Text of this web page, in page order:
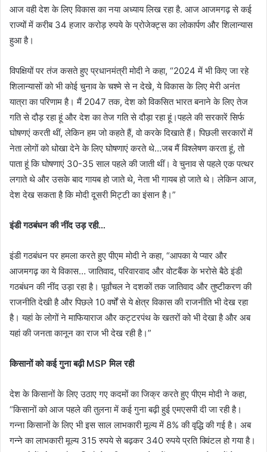
आज वही देश के लिए विकास का नया अध्याय लिख रहा है. आज आजमगढ़ से कई
राज्यों में करीब 34 हजार करोड़ रुपये के प्रोजेक्ट्स का लोकार्पण और शिलान्यास
हुआ है।
विपक्षियों पर तंज कसते हुए प्रधानमंत्री मोदी ने कहा, “2024 में भी किए जा रहे
शिलान्यासों को भी कोई चुनाव के चश्मे से न देखे, ये विकास के लिए मेरी अनंत
यात्रा का परिणाम है। मैं 2047 तक, देश को विकसित भारत बनाने के लिए तेज
गति से दौड़ रहा हूं और देश का तेज गति से दौड़ा रहा हूं।पहले की सरकारें सिर्फ
घोषणएं करती थीं, लेकिन हम जो कहते हैं, वो करके दिखाते हैं। पिछली सरकारों में
नेता लोगों को धोखा देने के लिए घोषणाएं करते थे…जब मैं विश्लेषण करता हूं, तो
पाता हूं कि घोषणाएं 30-35 साल पहले की जाती थीं। वे चुनाव से पहले एक पत्‍थर
लगाते थे और उसके बाद गायब हो जाते थे, नेता भी गायब हो जाते थे। लेकिन आज,
देश देख सकता है कि मोदी दूसरी मिट्टी का इंसान है।”
इंडी गठबंधन की नींद उड़ रही…
इंडी गठबंधन पर हमला करते हुए पीएम मोदी ने कहा, “आपका ये प्यार और
आजमगढ़ का ये विकास… जातिवाद, परिवारवाद और वोटबैंक के भरोसे बैठे इंडी
गठबंधन की नींद उड़ा रहा है। पूर्वांचल ने दशकों तक जातिवाद और तुष्टीकरण की
राजनीति देखी है और पिछले 10 वर्षों से ये क्षेत्र विकास की राजनीति भी देख रहा
है। यहां के लोगों ने माफियाराज और कट्टरपंथ के खतरों को भी देखा है और अब
यहां की जनता कानून का राज भी देख रही है।”
किसानों को कई गुना बढ़ीMSPमिल रही
देश के किसानों के लिए उठाए गए कदमों का जिक्र करते हुए पीएम मोदी ने कहा,
“किसानों को आज पहले की तुलना में कई गुना बढ़ी हुई एमएसपी दी जा रही है।
गन्ना किसानों के लिए भी इस साल लाभकारी मूल्य में 8% की वृद्धि की गई है। अब
गन्ने का लाभकारी मूल्य 315 रुपये से बढ़कर 340 रुपये प्रति क्विंटल हो गया है।